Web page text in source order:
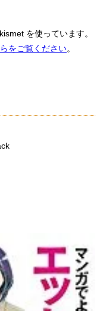
を使っています。
をご覧ください。